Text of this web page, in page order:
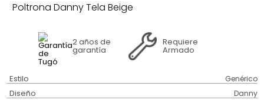
Poltrona Danny Tela Beige
2 años de
garantía
Requiere
Armado
Estilo Genérico
Diseño Danny